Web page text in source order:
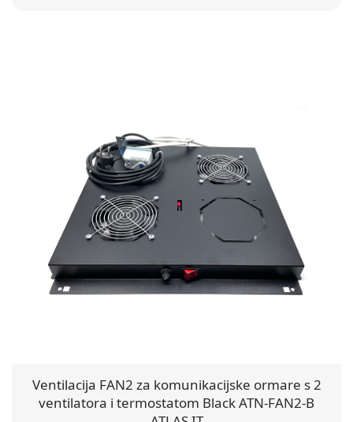
Ventilacija FAN2 za komunikacijske ormare s 2
ventilatora i termostatom Black ATN-FAN2-B